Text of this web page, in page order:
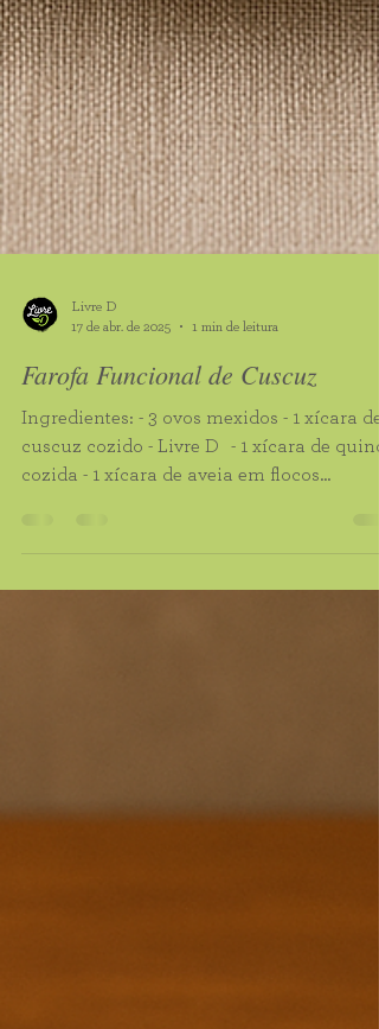
17 de abr. de 2025
1 min de leitura
Farofa Funcional de Cuscuz